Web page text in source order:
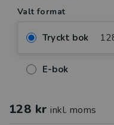
Valt format
Tryckt bok
E-bok
128 kr inkl. moms